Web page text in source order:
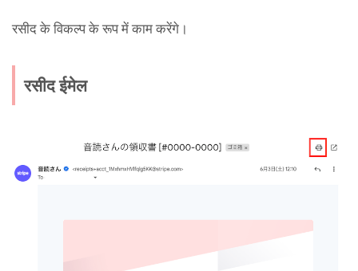
रसीद के विकल्प के रूप में काम करेंगे।
रसीद ईमेल